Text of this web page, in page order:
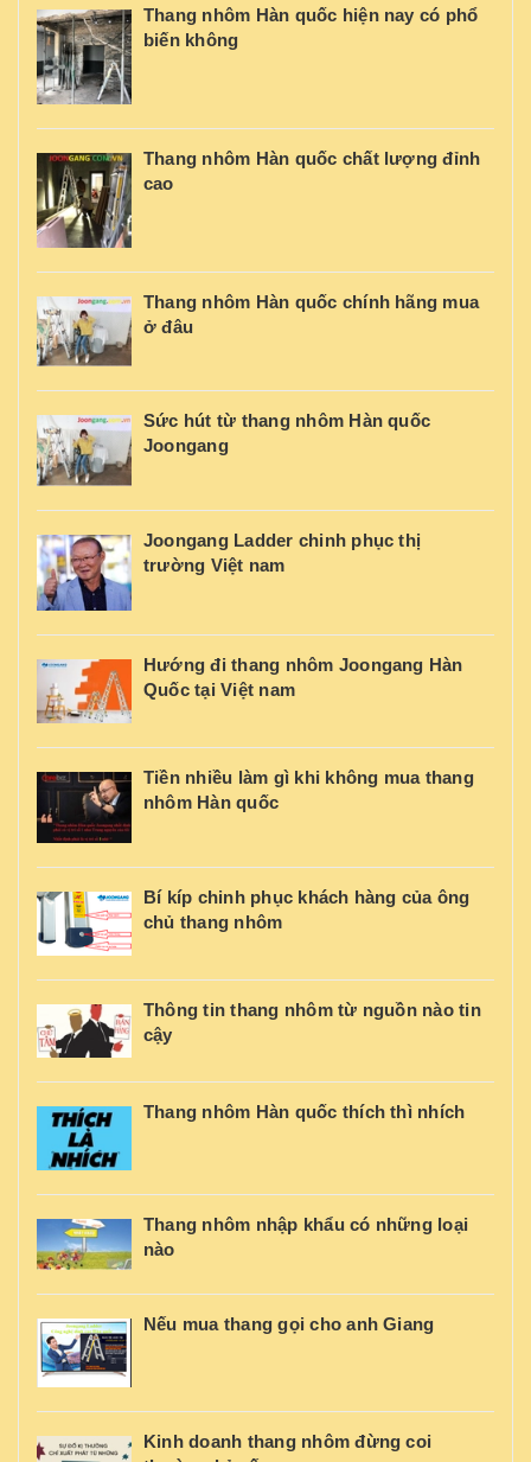
Thang nhôm Hàn quốc hiện nay có phổ
biến không
Thang nhôm Hàn quốc chất lượng đỉnh
cao
Thang nhôm Hàn quốc chính hãng mua
ở đâu
Sức hút từ thang nhôm Hàn quốc
Joongang
Joongang Ladder chinh phục thị
trường Việt nam
Hướng đi thang nhôm Joongang Hàn
Quốc tại Việt nam
Tiền nhiều làm gì khi không mua thang
nhôm Hàn quốc
Bí kíp chinh phục khách hàng của ông
chủ thang nhôm
Thông tin thang nhôm từ nguồn nào tin
cậy
Thang nhôm Hàn quốc thích thì nhích
Thang nhôm nhập khẩu có những loại
nào
Nếu mua thang gọi cho anh Giang
Kinh doanh thang nhôm đừng coi